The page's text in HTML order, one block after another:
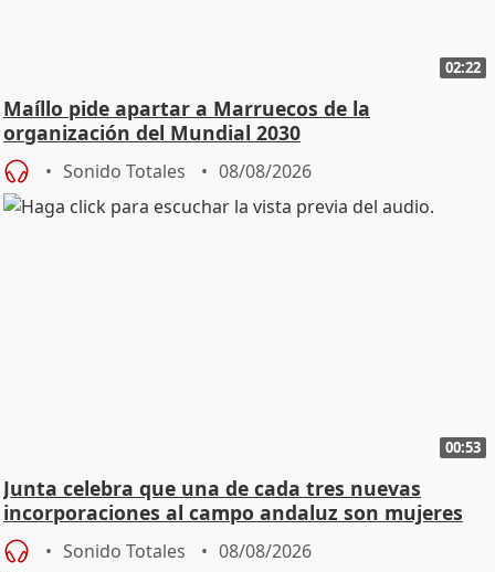
02:22
Maíllo pide apartar a Marruecos de la
organización del Mundial 2030
Sonido Totales 08/08/2026
00:53
Junta celebra que una de cada tres nuevas
incorporaciones al campo andaluz son mujeres
jóvenes
Sonido Totales 08/08/2026